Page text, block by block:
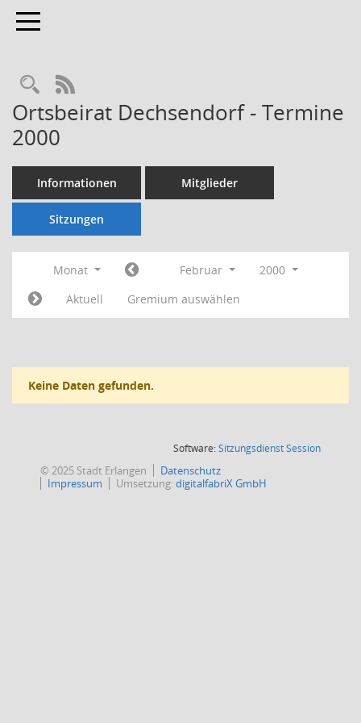
Toggle navigation
Rechercheauswahl
RSS-Feed
Ortsbeirat Dechsendorf - Termine
2000
Informationen Mitglieder
Sitzungen
Monat Februar
2000
Aktuell
Gremium auswählen
Keine Daten gefunden.
Software:SitzungsdienstSession(Wird in
© 2025 Stadt Erlangen
Datenschutz
Impressum
Umsetzung:digitalfabriX GmbH